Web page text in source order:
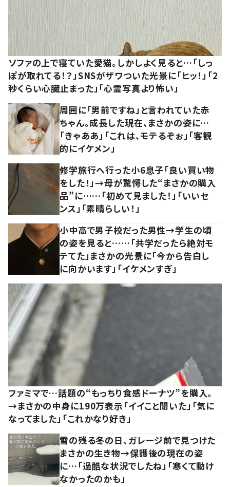
ソファの上で寝ていた愛猫。しかしよく見ると…「しっ
ぽが取れてる！？」SNSがザワついた光景に「ヒッ！」「2
秒くらい心臓止まった」「心霊写真より怖い」
周囲に「男前ですね」と言われていた赤
ちゃん。成長した現在、まさかの姿に…
「きゃああ」「これは、モテるぞぉ」「客観
的にイケメン」
修学旅行へ行った小6息子「良い買い物
をした！」→母が驚愕した“まさかの購入
品”に……「初めて見ました！」「いいセ
ンス」「素晴らしい！」
小中高で男子校だった男性→学生の頃
の姿を見ると……「共学だったら絶対モ
テてた」まさかの光景に「今から告白し
に向かいます」「イケメンすぎ」
ファミマで…話題の“もっちり食感ドーナツ”を購入。
→まさかの中身に190万表示「イイこと聞いた」「気に
なってました」「これかなり好き」
雪の残る冬の日、ガレージ前で見つけた
まさかの生き物→保護後の現在の姿
に…「過酷な状況でしたね」「寒くて動け
なかったのかも」